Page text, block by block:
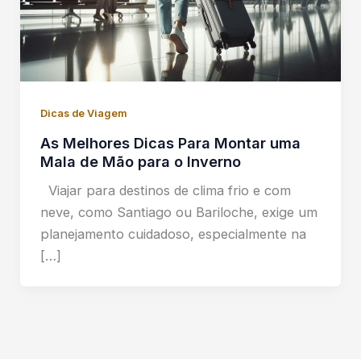
Dicas de Viagem
As Melhores Dicas Para Montar uma
Mala de Mão para o Inverno
Viajar para destinos de clima frio e com
neve, como Santiago ou Bariloche, exige um
planejamento cuidadoso, especialmente na
[…]